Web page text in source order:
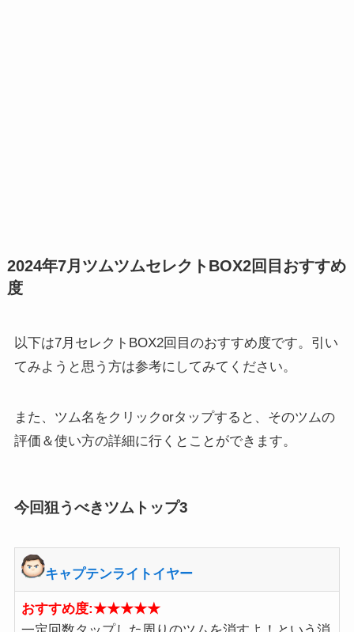
2024年7月ツムツムセレクトBOX2回目おすすめ
度
以下は7月セレクトBOX2回目のおすすめ度です。引い
てみようと思う方は参考にしてみてください。
また、ツム名をクリックorタップすると、そのツムの
評価＆使い方の詳細に行くとことができます。
今回狙うべきツムトップ3
キャプテンライトイヤー
おすすめ度:★★★★★